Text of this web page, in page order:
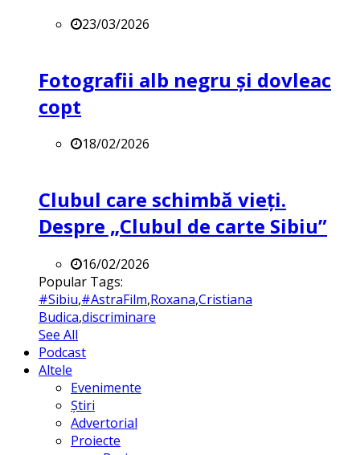
23/03/2026
Fotografii alb negru și dovleac
copt
18/02/2026
Clubul care schimbă vieți.
Despre „Clubul de carte Sibiu”
16/02/2026
Popular Tags:
#Sibiu,#AstraFilm,Roxana,Cristiana
Budica,discriminare
See All
Podcast
Altele
Evenimente
Știri
Advertorial
Proiecte